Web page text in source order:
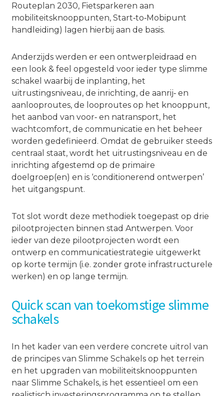
Routeplan 2030, Fietsparkeren aan
mobiliteitsknooppunten, Start‐to‐Mobipunt
handleiding) lagen hierbij aan de basis.
Anderzijds werden er een ontwerpleidraad en
een look & feel opgesteld voor ieder type slimme
schakel waarbij de inplanting, het
uitrustingsniveau, de inrichting, de aanrij‐ en
aanlooproutes, de looproutes op het knooppunt,
het aanbod van voor‐ en natransport, het
wachtcomfort, de communicatie en het beheer
worden gedefinieerd. Omdat de gebruiker steeds
centraal staat, wordt het uitrustingsniveau en de
inrichting afgestemd op de primaire
doelgroep(en) en is ‘conditionerend ontwerpen’
het uitgangspunt.
Tot slot wordt deze methodiek toegepast op drie
pilootprojecten binnen stad Antwerpen. Voor
ieder van deze pilootprojecten wordt een
ontwerp en communicatiestrategie uitgewerkt
op korte termijn (i.e. zonder grote infrastructurele
werken) en op lange termijn.
Quick scan van toekomstige slimme
schakels
In het kader van een verdere concrete uitrol van
de principes van Slimme Schakels op het terrein
en het upgraden van mobiliteitsknooppunten
naar Slimme Schakels, is het essentieel om een